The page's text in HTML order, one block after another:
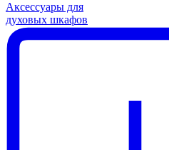
Аксессуары для
духовых шкафов